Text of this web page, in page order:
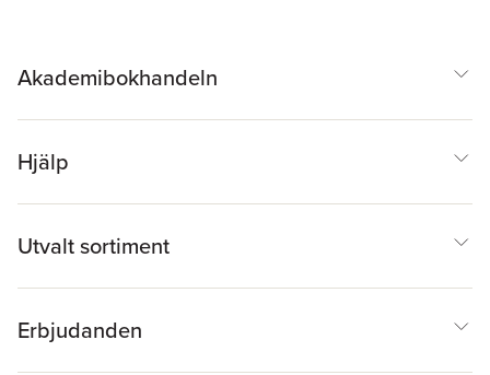
Akademibokhandeln
Hjälp
Utvalt sortiment
Erbjudanden